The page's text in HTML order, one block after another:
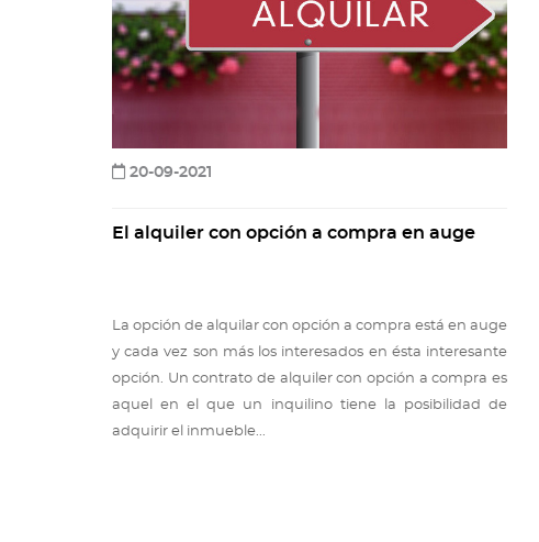
20-09-2021
El alquiler con opción a compra en auge
La opción de alquilar con opción a compra está en auge
y cada vez son más los interesados en ésta interesante
opción. Un contrato de alquiler con opción a compra es
aquel en el que un inquilino tiene la posibilidad de
adquirir el inmueble...